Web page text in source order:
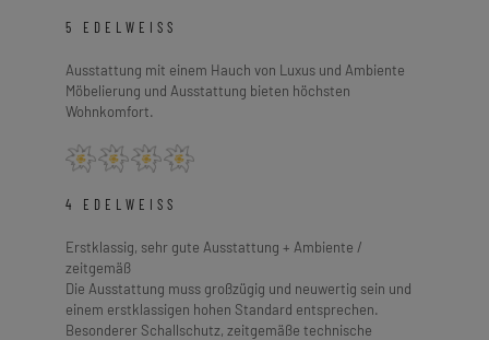
5 EDELWEISS
Ausstattung mit einem Hauch von Luxus und Ambiente
Möbelierung und Ausstattung bieten höchsten
Wohnkomfort.
4 EDELWEISS
Erstklassig, sehr gute Ausstattung + Ambiente /
zeitgemäß
Die Ausstattung muss großzügig und neuwertig sein und
einem erstklassigen hohen Standard entsprechen.
Besonderer Schallschutz, zeitgemäße technische